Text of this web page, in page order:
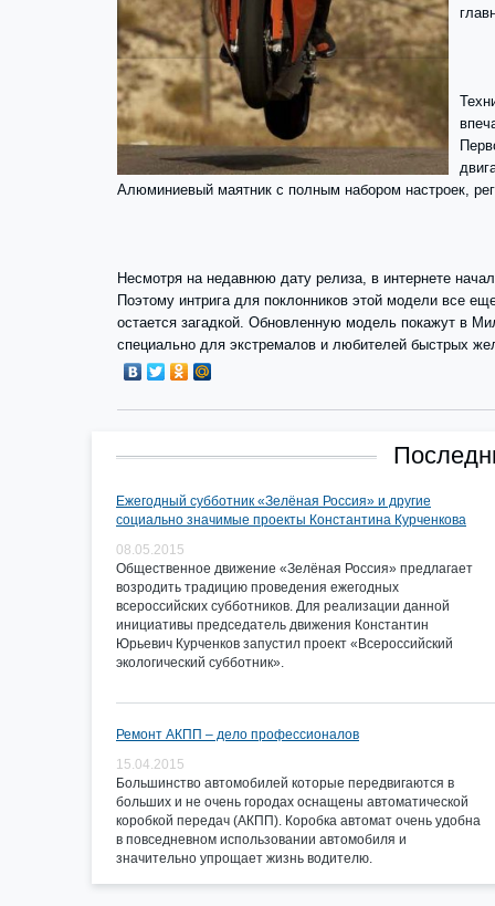
Алюминиевый маятник с полным набором настроек,
Несмотря на недавнюю дату релиза, в интернете
Поэтому интрига для поклонников этой модели все
остается загадкой. Обновленную модель покажут в
специально для экстремалов и любителей быстрых
Ежегодный субботник «Зелёная Россия» и другие
социально значимые проекты Константина Курченкова
08.05.2015
Общественное движение «Зелёная Россия» предлагает
возродить традицию проведения ежегодных
всероссийских субботников. Для реализации данной
инициативы председатель движения Константин
Юрьевич Курченков запустил проект «Всероссийский
экологический субботник».
Ремонт АКПП – дело профессионалов
15.04.2015
Большинство автомобилей которые передвигаются в
больших и не очень городах оснащены автоматической
коробкой передач (АКПП). Коробка автомат очень удобна
в повседневном использовании автомобиля и
значительно упрощает жизнь водителю.